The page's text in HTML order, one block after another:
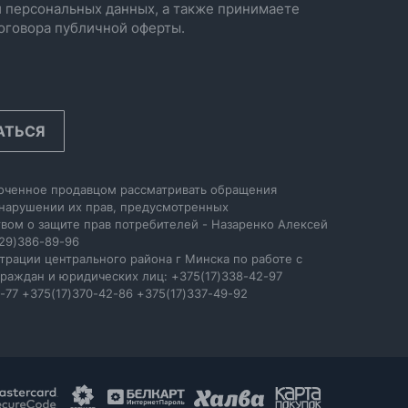
персональных данных, а также принимаете
публичной оферты.
продавцом рассматривать обращения
их прав, предусмотренных
о защите прав потребителей - Назаренко Алексей
89-96
центрального района г Минска по работе с
и юридических лиц: +375(17)338-42-97
77 +375(17)370-42-86 +375(17)337-49-92